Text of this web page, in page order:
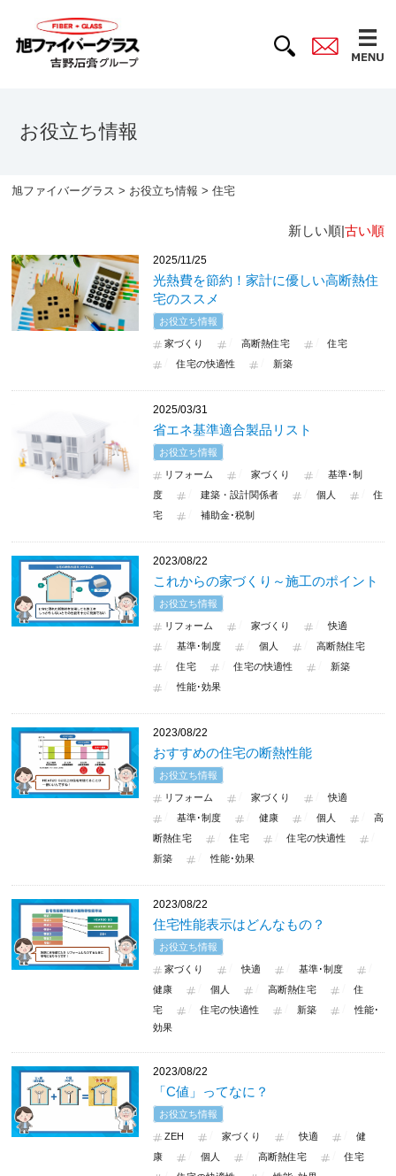
お役立ち情報
旭ファイバーグラス > お役立ち情報 > 住宅
新しい順|古い順
2025/11/25
光熱費を節約！家計に優しい高断熱住
宅のススメ
お役立ち情報
家づくり 高断熱住宅
住宅
住宅の快適性
新築
2025/03/31
省エネ基準適合製品リスト
お役立ち情報
リフォーム 家づくり
基準･制
度
建築・設計関係者 個人
住
宅
補助金･税制
2023/08/22
これからの家づくり～施工のポイント
お役立ち情報
リフォーム 家づくり
快適
基準･制度
個人
高断熱住宅
住宅
住宅の快適性
新築
性能･効果
2023/08/22
おすすめの住宅の断熱性能
お役立ち情報
リフォーム 家づくり
快適
基準･制度
健康 個人
高
断熱住宅
住宅
住宅の快適性
新築
性能･効果
2023/08/22
住宅性能表示はどんなもの？
お役立ち情報
家づくり 快適
基準･制度
健康
個人 高断熱住宅
住
宅
住宅の快適性 新築
性能･
効果
2023/08/22
「C値」ってなに？
お役立ち情報
ZEH 家づくり 快適
健
康
個人 高断熱住宅
住宅